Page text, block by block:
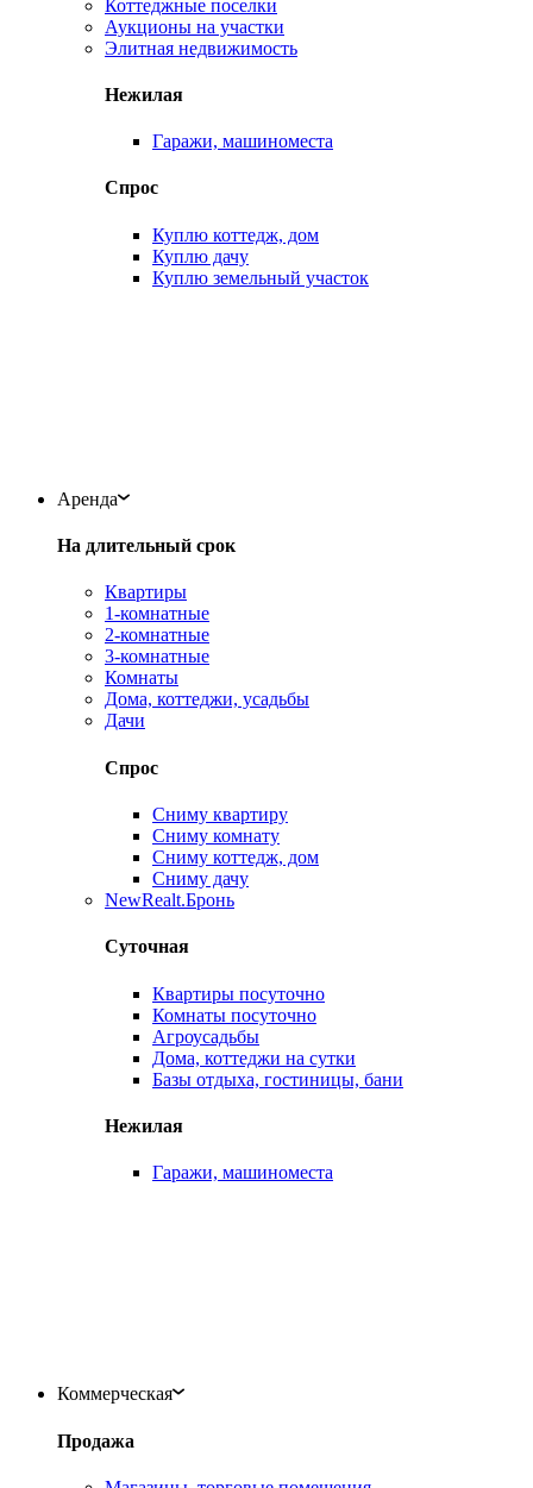
Коттеджные поселки
Аукционы на участки
Элитная недвижимость
Нежилая
Гаражи, машиноместа
Спрос
Куплю коттедж, дом
Куплю дачу
Куплю земельный участок
Аренда
На длительный срок
Квартиры
1-комнатные
2-комнатные
3-комнатные
Комнаты
Дома, коттеджи, усадьбы
Дачи
Спрос
Сниму квартиру
Сниму комнату
Сниму коттедж, дом
Сниму дачу
NewRealt.Бронь
Суточная
Квартиры посуточно
Комнаты посуточно
Агроусадьбы
Дома, коттеджи на сутки
Базы отдыха, гостиницы, бани
Нежилая
Гаражи, машиноместа
Коммерческая
Продажа